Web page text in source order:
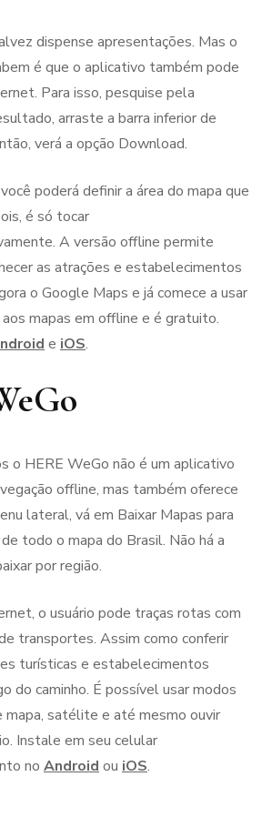
dispense apresentações. Mas o
é que o aplicativo também pode
Para isso, pesquise pela
arraste a barra inferior de
verá a opção Download.
poderá definir a área do mapa que
é só tocar
A versão offline permite
as atrações e estabelecimentos
o Google Maps e já comece a usar
mapas em offline e é gratuito.
e iOS.
o HERE WeGo não é um aplicativo
offline, mas também oferece
lateral, vá em Baixar Mapas para
todo o mapa do Brasil. Não há a
por região.
o usuário pode traças rotas com
transportes. Assim como conferir
turísticas e estabelecimentos
do caminho. É possível usar modos
mapa, satélite e até mesmo ouvir
Instale em seu celular
no Android ou iOS.